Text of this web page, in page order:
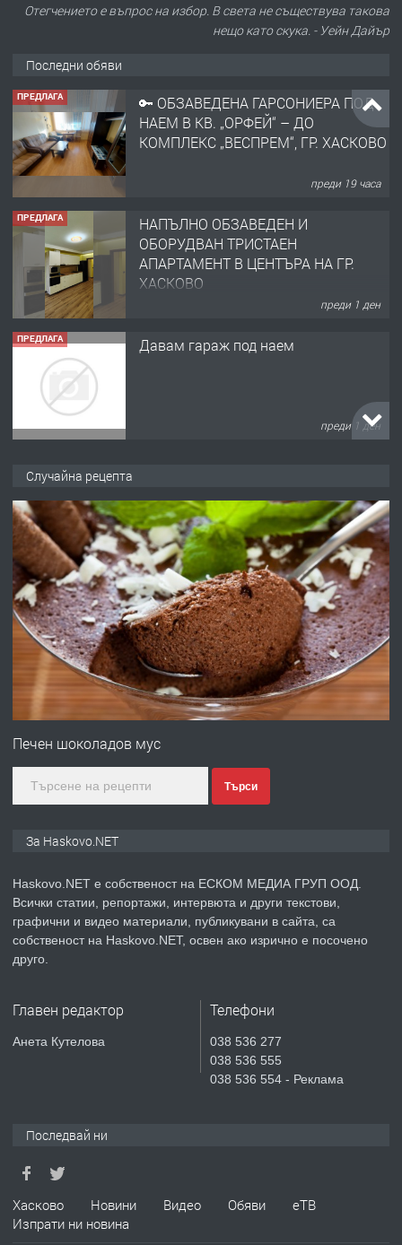
Отегчението е въпрос на избор. В света не съществува такова
нещо като скука. - Уейн Дайър
Последни обяви
ПРЕДЛАГА
🔑 ОБЗАВЕДЕНА ГАРСОНИЕРА ПОД
НАЕМ В КВ. „ОРФЕЙ“ – ДО
КОМПЛЕКС „ВЕСПРЕМ“, ГР. ХАСКОВО
преди 19 часа
ПРЕДЛАГА
НАПЪЛНО ОБЗАВЕДЕН И
ОБОРУДВАН ТРИСТАЕН
АПАРТАМЕНТ В ЦЕНТЪРА НА ГР.
ХАСКОВО
преди 1 ден
ПРЕДЛАГА Давам гараж под наем
преди 1 ден
градската градина!
преди 1 ден
ПРЕДЛАГА
ПРОСТОРЕН ТРИСТАЕН
АПАРТАМЕНТ В НОВА СГРАДА КВ.
КУБА
преди 2 дни
Продавам парцел в гр. Хасково кв.
асфалт 0889 537 426
преди 2 дни
ПРЕДЛАГА
№4119 Едностаен обзаведен
Къртене на бетон! Събаряне на
Случайна рецепта
Печен шоколадов мус
Търси
За Haskovo.NET
Haskovo.NET е собственост на ЕСКОМ МЕДИА ГРУП ООД.
Всички статии, репортажи, интервюта и други текстови,
графични и видео материали, публикувани в сайта, са
собственост на Haskovo.NET, освен ако изрично е посочено
друго.
Главен редактор
Анета Кутелова
Телефони
038 536 277
038 536 555
038 536 554 - Реклама
Последвай ни
Хасково Новини Видео Обяви
еТВ
Изпрати ни новина